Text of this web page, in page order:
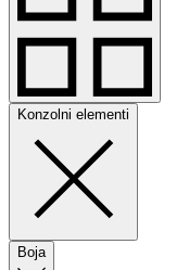
Konzolni elementi
Boja